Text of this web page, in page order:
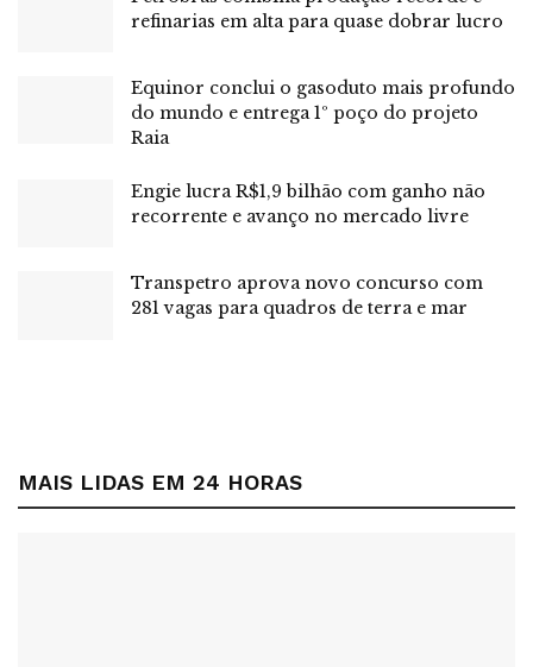
proporcionar ao estudante uma experiência rica quanto
compromisso de todos com o processo de ensino e
aprendizagem, que se estabelece nesse modelo”, diz
Camilo Santana.
As instituições de ensino superior terão dois anos de
transição para adaptação gradual dos cursos.
Novidades
pedagógico, para valorização destes profissionais
criação do modelo semipresencial, com
refinarias em alta para quase dobrar lucro
Equinor conclui o gasoduto mais profundo
do mundo e entrega 1º poço do projeto
Raia
Engie lucra R$1,9 bilhão com ganho não
recorrente e avanço no mercado livre
Transpetro aprova novo concurso com
281 vagas para quadros de terra e mar
MAIS LIDAS EM 24 HORAS